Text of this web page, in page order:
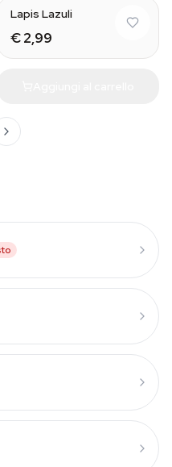
Lapis Lazuli
€ 2,99